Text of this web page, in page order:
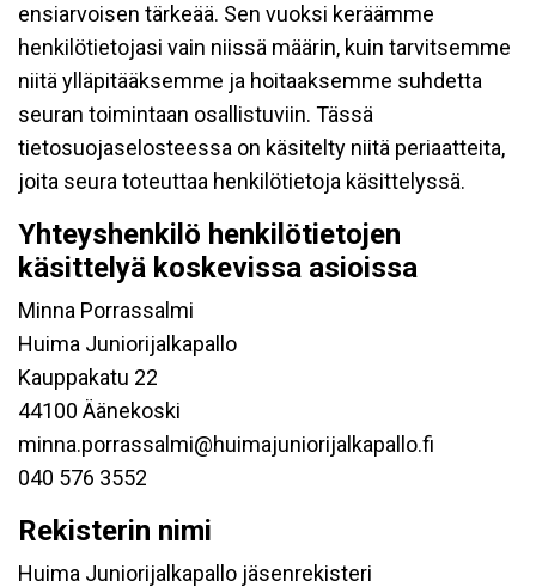
ensiarvoisen tärkeää. Sen vuoksi keräämme
henkilötietojasi vain niissä määrin, kuin tarvitsemme
niitä ylläpitääksemme ja hoitaaksemme suhdetta
seuran toimintaan osallistuviin. Tässä
tietosuojaselosteessa on käsitelty niitä periaatteita,
joita seura toteuttaa henkilötietoja käsittelyssä.
Yhteyshenkilö henkilötietojen
käsittelyä koskevissa asioissa
Minna Porrassalmi
Huima Juniorijalkapallo
Kauppakatu 22
44100 Äänekoski
minna.porrassalmi@huimajuniorijalkapallo.fi
040 576 3552
Rekisterin nimi
Huima Juniorijalkapallo jäsenrekisteri